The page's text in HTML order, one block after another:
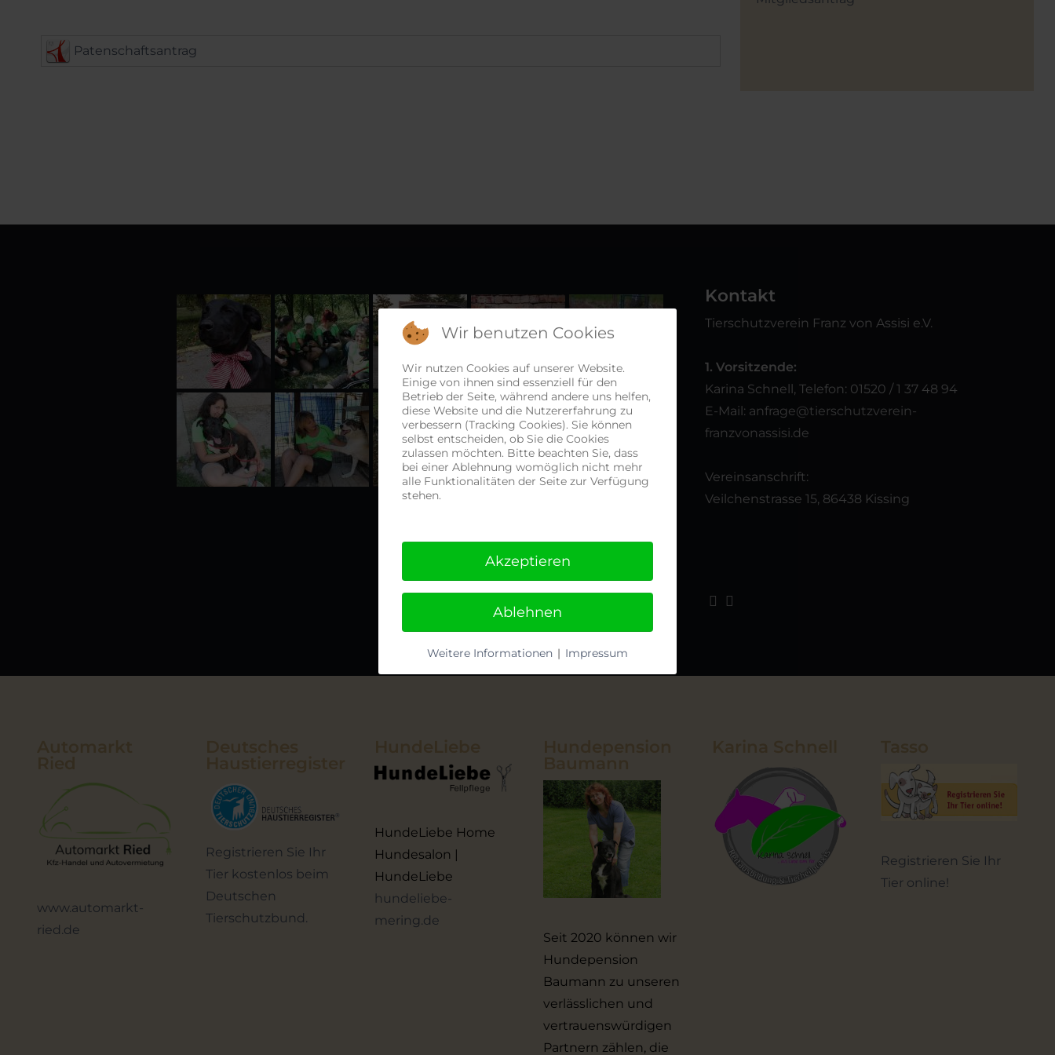
Patenschaftsantrag
Kontakt
Tierschutzverein Franz von Assisi e.V.
1. Vorsitzende:
Karina Schnell, Telefon: 01520 / 1 37 48 94
E-Mail: anfrage@tierschutzverein-
franzvonassisi.de
Vereinsanschrift:
Veilchenstrasse 15, 86438 Kissing
www.automarkt-
ried.de
Registrieren Sie Ihr
Tier kostenlos beim
Deutschen
Tierschutzbund.
HundeLiebe Home
Hundesalon |
HundeLiebe
hundeliebe-
mering.de
Seit 2020 können wir
Hundepension
Baumann zu unseren
verlässlichen und
vertrauenswürdigen
Partnern zählen, die
Registrieren Sie Ihr
Tier online!
Wir benutzen Cookies
Wir nutzen Cookies auf unserer Website.
Einige von ihnen sind essenziell für den
Betrieb der Seite, während andere uns helfen,
diese Website und die Nutzererfahrung zu
verbessern (Tracking Cookies). Sie können
selbst entscheiden, ob Sie die Cookies
zulassen möchten. Bitte beachten Sie, dass
bei einer Ablehnung womöglich nicht mehr
alle Funktionalitäten der Seite zur Verfügung
stehen.
Akzeptieren
Ablehnen
Weitere Informationen | Impressum